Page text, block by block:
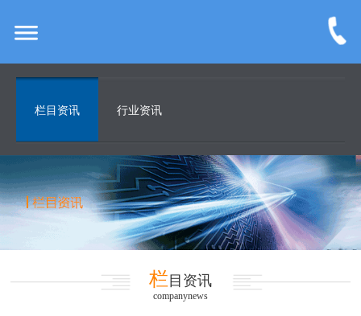
栏目资讯 行业资讯
栏目资讯
companynews